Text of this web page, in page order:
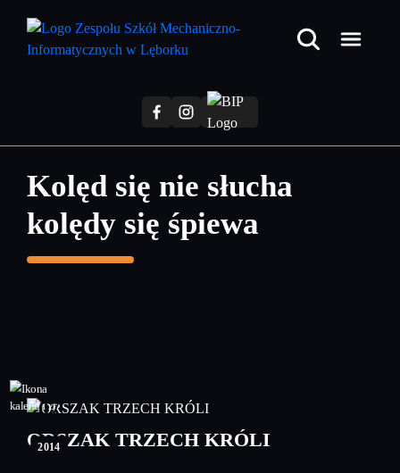
treści
Kolęd się nie słucha
kolędy się śpiewa
07
2014
ORSZAK TRZECH KRÓLI